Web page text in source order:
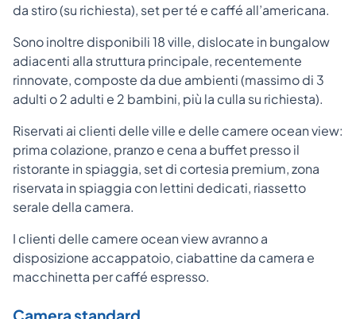
da stiro (su richiesta), set per té e caffé all’americana.
Sono inoltre disponibili 18 ville, dislocate in bungalow
adiacenti alla struttura principale, recentemente
rinnovate, composte da due ambienti (massimo di 3
adulti o 2 adulti e 2 bambini, più la culla su richiesta).
Riservati ai clienti delle ville e delle camere ocean view:
prima colazione, pranzo e cena a buffet presso il
ristorante in spiaggia, set di cortesia premium, zona
riservata in spiaggia con lettini dedicati, riassetto
serale della camera.
I clienti delle camere ocean view avranno a
disposizione accappatoio, ciabattine da camera e
macchinetta per caffé espresso.
Camera standard